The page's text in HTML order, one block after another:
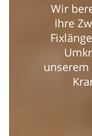
Wir
Ihre